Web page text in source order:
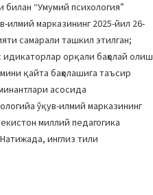
билан “Умумий психология”
илмий марказининг 2025-йил 26-
самарали ташкил этилган;
орқали баҳолай олиш
қайта баҳолашига таъсир
асосида
ўқув-илмий марказининг
миллий педагогика
инглиз тили